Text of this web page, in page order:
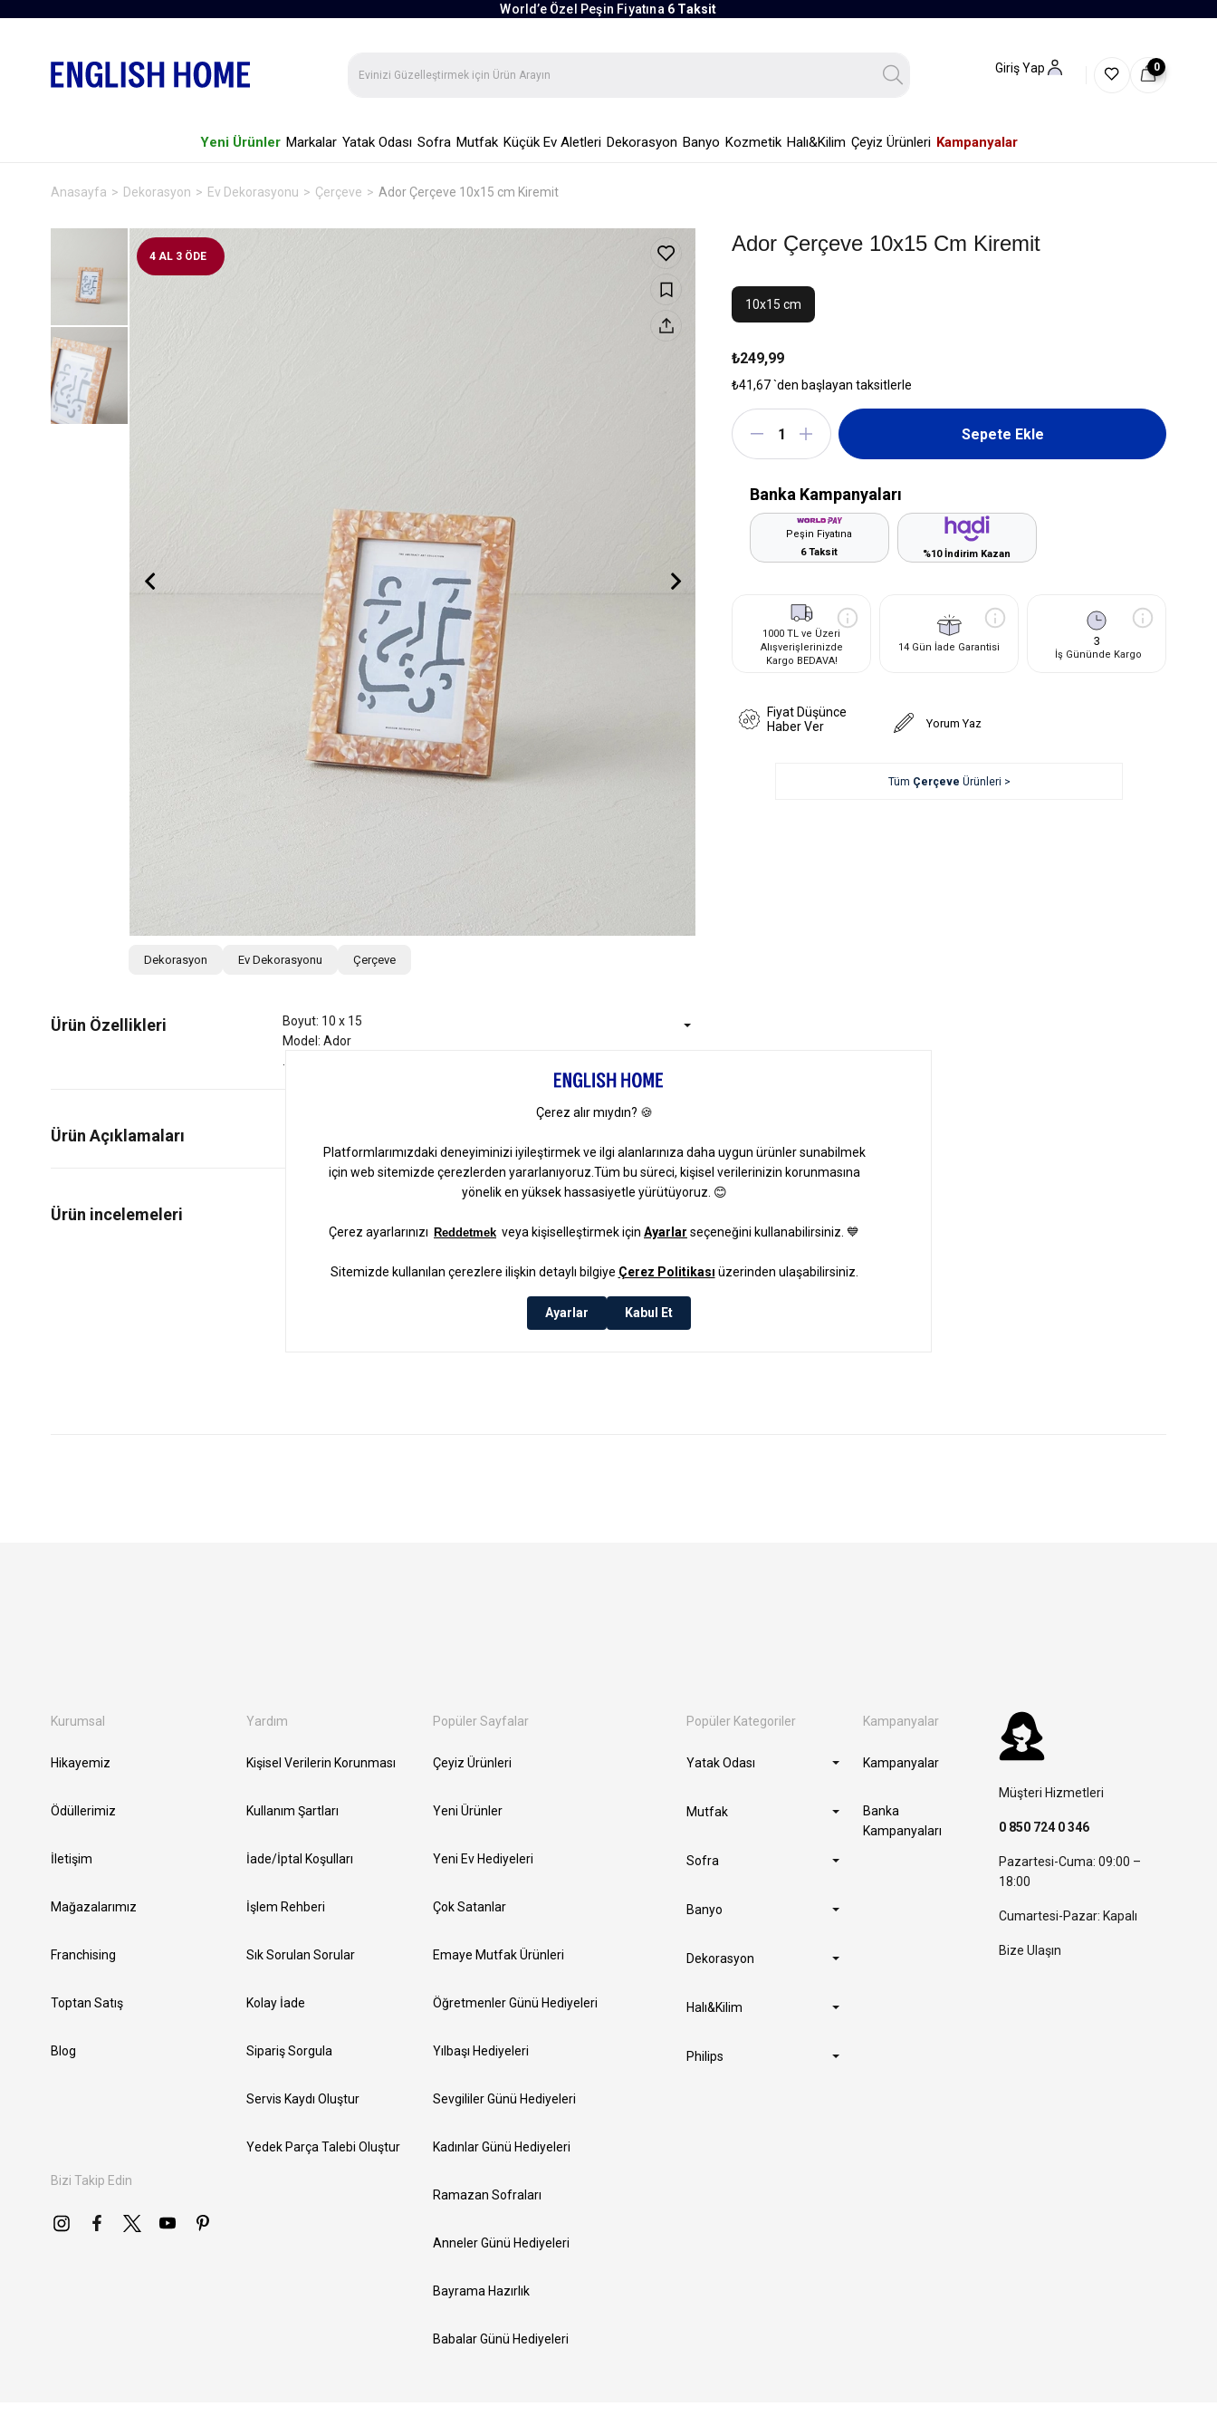
World’e Özel Peşin Fiyatına 6 Taksit
Giriş Yap 0
Yeni Ürünler Markalar Yatak Odası Sofra Mutfak Küçük Ev Aletleri Dekorasyon Banyo Kozmetik Halı&Kilim Çeyiz Ürünleri Kampanyalar
Anasayfa Dekorasyon Ev Dekorasyonu Çerçeve Ador Çerçeve 10x15 cm Kiremit
4 AL 3 ÖDE
Dekorasyon Ev Dekorasyonu Çerçeve
Ürün Özellikleri
Boyut: 10 x 15
Model: Ador
Ürün Açıklamaları
Ador Çerçeve 10x15 Cm Kiremit
10x15 cm
₺249,99
₺41,67`den başlayan taksitlerle
Banka Kampanyaları
Peşin Fiyatına
6 Taksit
%10 İndirim Kazan
1000 TL ve Üzeri
Alışverişlerinizde
Kargo BEDAVA!
14 Gün İade Garantisi 3
İş Gününde Kargo
Fiyat Düşünce
Haber Ver
Yorum Yaz
Tüm Çerçeve Ürünleri >
Kurumsal
Hikayemiz
Ödüllerimiz
İletişim
Mağazalarımız
Franchising
Toptan Satış
Blog
Bizi Takip Edin
Yardım
Kişisel Verilerin Korunması
Kullanım Şartları
İade/İptal Koşulları
İşlem Rehberi
Sık Sorulan Sorular
Kolay İade
Sipariş Sorgula
Servis Kaydı Oluştur
Yedek Parça Talebi Oluştur
Popüler Sayfalar
Çeyiz Ürünleri
Yeni Ürünler
Yeni Ev Hediyeleri
Çok Satanlar
Emaye Mutfak Ürünleri
Öğretmenler Günü Hediyeleri
Yılbaşı Hediyeleri
Sevgililer Günü Hediyeleri
Kadınlar Günü Hediyeleri
Ramazan Sofraları
Anneler Günü Hediyeleri
Bayrama Hazırlık
Babalar Günü Hediyeleri
Popüler Kategoriler
Yatak Odası
Mutfak
Sofra
Banyo
Dekorasyon
Halı&Kilim
Philips
Kampanyalar
Kampanyalar
Banka
Kampanyaları
Müşteri Hizmetleri
0 850 724 0 346
Pazartesi-Cuma: 09:00 –
18:00
Cumartesi-Pazar: Kapalı
Bize Ulaşın